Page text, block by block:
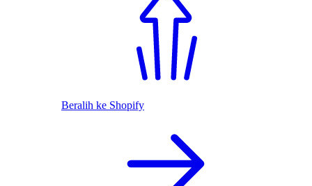
Beralih ke Shopify